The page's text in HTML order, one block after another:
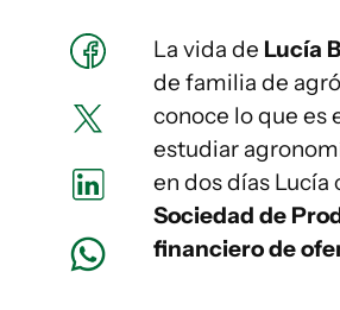
La vida de Lucía
de familia de
conoce lo que es
estudiar
en dos días
Sociedad de
financiero de